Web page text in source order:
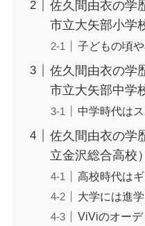
佐久間由衣の学
市立大矢部小学
子どもの頃
佐久間由衣の学
市立大矢部中学
中学時代は
佐久間由衣の学
立金沢総合高校
高校時代は
大学には進
ViViのオー